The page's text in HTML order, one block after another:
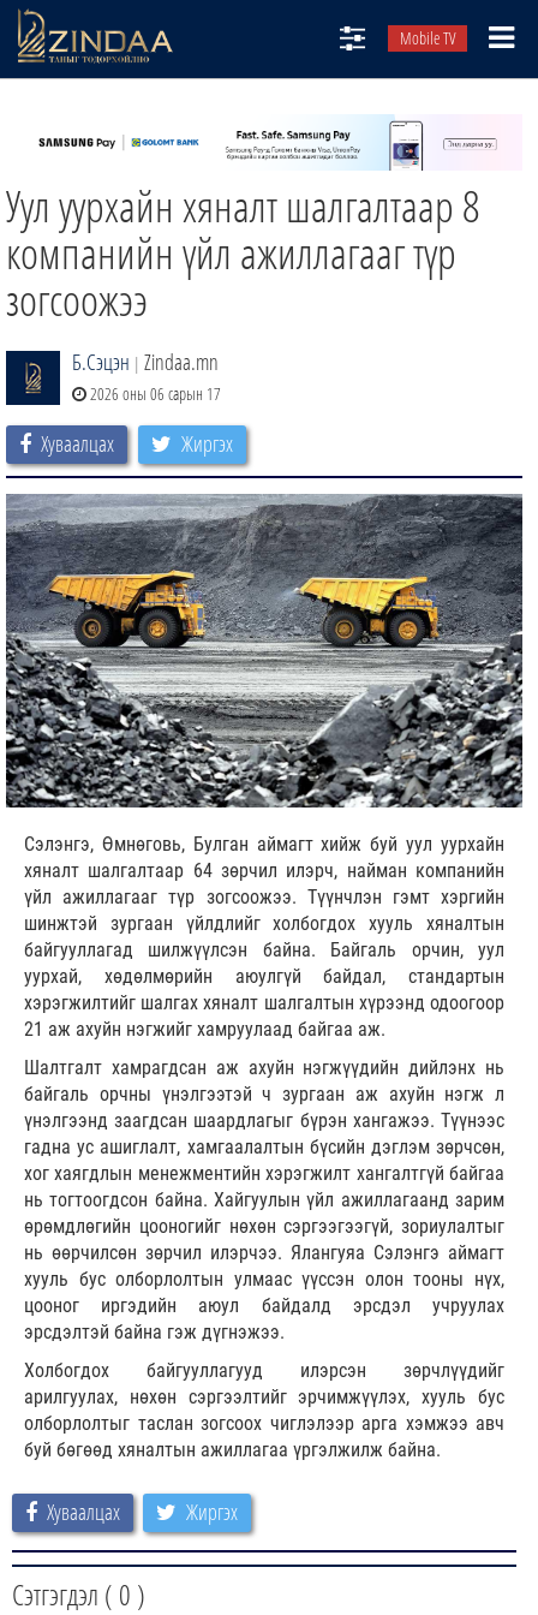
Mobile TV
ТВ8
ӨГЛӨӨНИЙ СОНИН
АУДИО ЗОХИОЛ
Уул уурхайн хяналт шалгалтаар 8
компанийн үйл ажиллагааг түр
зогсоожээ
Б.Сэцэн | Zindaa.mn
2026 оны 06 сарын 17
Хуваалцах Жиргэх
Сэлэнгэ, Өмнөговь, Булган аймагт хийж буй уул уурхайн
хяналт шалгалтаар 64 зөрчил илэрч, найман компанийн
үйл ажиллагааг түр зогсоожээ. Түүнчлэн гэмт хэргийн
шинжтэй зургаан үйлдлийг холбогдох хууль хяналтын
байгууллагад шилжүүлсэн байна. Байгаль орчин, уул
уурхай, хөдөлмөрийн аюулгүй байдал, стандартын
хэрэгжилтийг шалгах хяналт шалгалтын хүрээнд одоогоор
21 аж ахуйн нэгжийг хамруулаад байгаа аж.
Шалтгалт хамрагдсан аж ахуйн нэгжүүдийн дийлэнх нь
байгаль орчны үнэлгээтэй ч зургаан аж ахуйн нэгж л
үнэлгээнд заагдсан шаардлагыг бүрэн хангажээ. Түүнээс
гадна ус ашиглалт, хамгаалалтын бүсийн дэглэм зөрчсөн,
хог хаягдлын менежментийн хэрэгжилт хангалтгүй байгаа
нь тогтоогдсон байна. Хайгуулын үйл ажиллагаанд зарим
өрөмдлөгийн цооногийг нөхөн сэргээгээгүй, зориулалтыг
нь өөрчилсөн зөрчил илэрчээ. Ялангуяа Сэлэнгэ аймагт
хууль бус олборлолтын улмаас үүссэн олон тооны нүх,
цооног иргэдийн аюул байдалд эрсдэл учруулах
эрсдэлтэй байна гэж дүгнэжээ.
Холбогдох байгууллагууд илэрсэн зөрчлүүдийг
арилгуулах, нөхөн сэргээлтийг эрчимжүүлэх, хууль бус
олборлолтыг таслан зогсоох чиглэлээр арга хэмжээ авч
буй бөгөөд хяналтын ажиллагаа үргэлжилж байна.
Хуваалцах Жиргэх
Сэтгэгдэл ( 0 )